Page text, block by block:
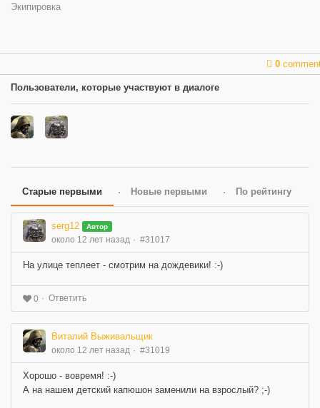
Экипировка
0
Пользователи, которые участвуют в диалоге
Старые первыми Новые первыми По рейтингу
serg12 Автор
около 12 лет назад #31017
На улице теплеет - смотрим на дождевики! :-)
0 Ответить
Виталий Выживальщик
около 12 лет назад #31019
Хорошо - вовремя! :-)
А на нашем детский капюшон заменили на взрослый? ;-)